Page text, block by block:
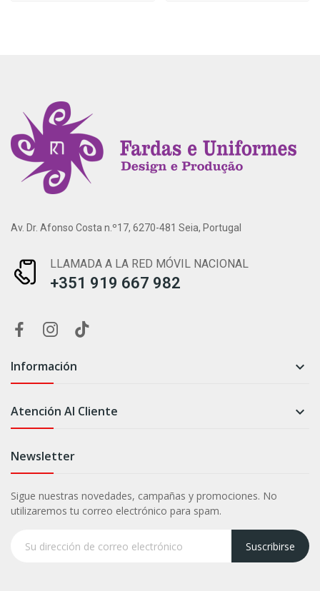
Av. Dr. Afonso Costa n.º17, 6270-481 Seia, Portugal
LLAMADA A LA RED MÓVIL NACIONAL
+351 919 667 982
Información 
Atención Al Cliente 
Newsletter
Sigue nuestras novedades, campañas y promociones. No
utilizaremos tu correo electrónico para spam.
Suscribirse